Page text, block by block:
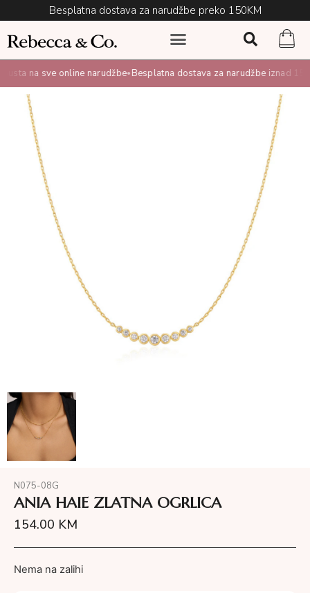
Besplatna dostava za narudžbe preko 150KM
na sve online narudžbe •Besplatna dostava za narudžbe iznad
N075-08G
ANIA HAIE ZLATNA OGRLICA
154.00 KM
Nema na zalihi